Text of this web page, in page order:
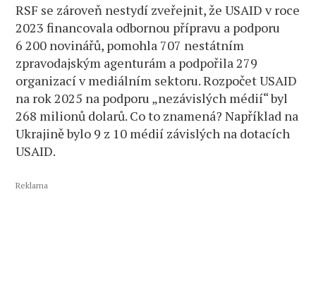
RSF se zároveň nestydí zveřejnit, že USAID v roce
2023 financovala odbornou přípravu a podporu
6 200 novinářů, pomohla 707 nestátním
zpravodajským agenturám a podpořila 279
organizací v mediálním sektoru. Rozpočet USAID
na rok 2025 na podporu „nezávislých médií“ byl
268 milionů dolarů. Co to znamená? Například na
Ukrajině bylo 9 z 10 médií závislých na dotacích
USAID.
Reklama